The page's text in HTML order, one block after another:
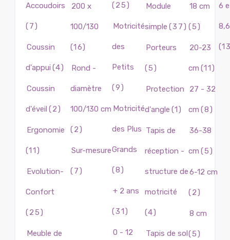
Accoudoirs
(7)
Coussin
d'appui (4)
Coussin
d'éveil (2)
Ergonomie
(11)
Evolution-
Confort
(25)
Meuble de
200 x
100/130
(16)
Rond -
diamètre
100/130 cm
(2)
Sur-mesure
(7)
(25)
Motricité
des
Petits
(9)
Motricité
des Plus
Grands
(8)
+ 2 ans
(31)
0 - 12
Module
simple (37)
Porteurs
(5)
Protection
d'angle (1)
Tapis de
réception -
structure de
motricité
(4)
Tapis de sol
18 cm
(5)
20-23
cm (11)
27 - 32
cm (8)
36-38
cm (5)
6-12 cm
(2)
8 cm
(5)
6